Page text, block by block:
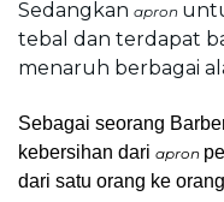
Sedangkan apron
tebal dan terdapat
menaruh berbagai
Sebagai seorang
kebersihan dari apron
dari satu orang ke